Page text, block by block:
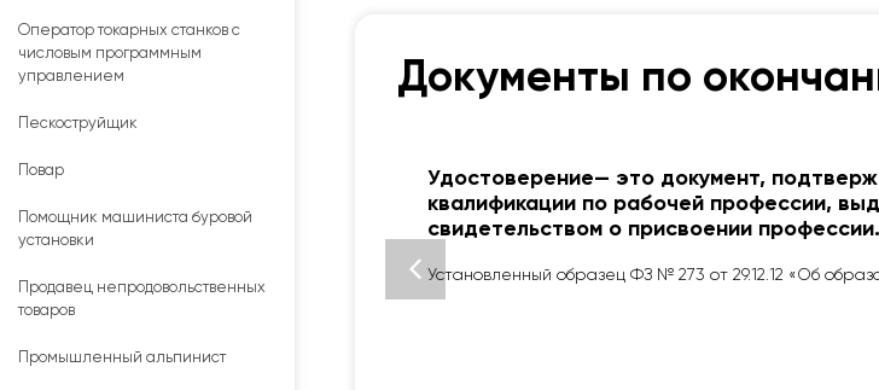
Оператор токарных станков с
числовым программным
управлением
Пескоструйщик
Повар
Помощник машиниста буровой
установки
Продавец непродовольственных
товаров
Промышленный альпинист
Документы по
Удостоверение— это документ,
квалификации по рабочей профессии,
свидетельством о присвоении профессии.
Установленный образец ФЗ № 273 от 29.12.12 «Об